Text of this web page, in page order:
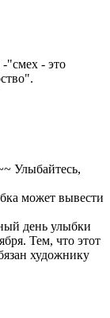
-"смех - это
Улыбайтесь,
может вывести
день улыбки
Тем, что этот
художнику